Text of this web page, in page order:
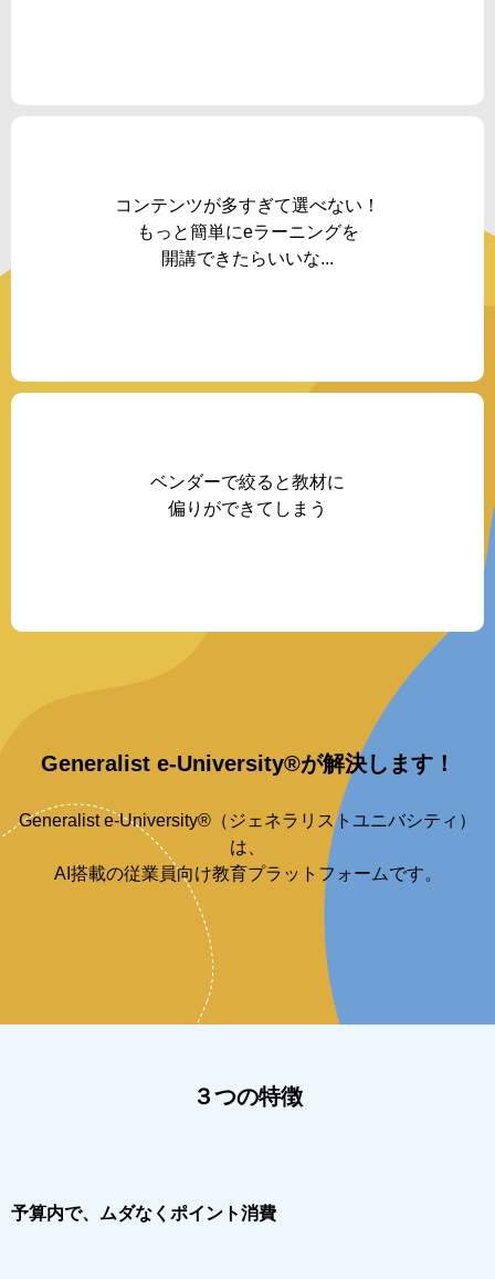
コンテンツが多すぎて選べない！
もっと簡単にeラーニングを
開講できたらいいな...
ベンダーで絞ると教材に
偏りができてしまう
Generalist e-University®が解決します！
Generalist e-University®（ジェネラリストユニバシティ）
は、
AI搭載の従業員向け教育プラットフォームです。
３つの特徴
予算内で、ムダなくポイント消費